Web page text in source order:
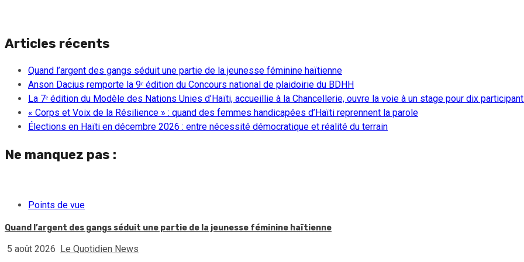
Articles récents
Quand l’argent des gangs séduit une partie de la jeunesse féminine haïtienne
Anson Dacius remporte la 9ᵉ édition du Concours national de plaidoirie du BDHH
La 7ᵉ édition du Modèle des Nations Unies d’Haïti, accueillie à la Chancellerie, ouvre la voie à un stage pour dix
« Corps et Voix de la Résilience » : quand des femmes handicapées d’Haïti reprennent la parole
Élections en Haïti en décembre 2026 : entre nécessité démocratique et réalité du terrain
Ne manquez pas :
Points de vue
Quand l’argent des gangs séduit une partie de la jeunesse féminine haïtienne
5 août 2026 Le Quotidien News